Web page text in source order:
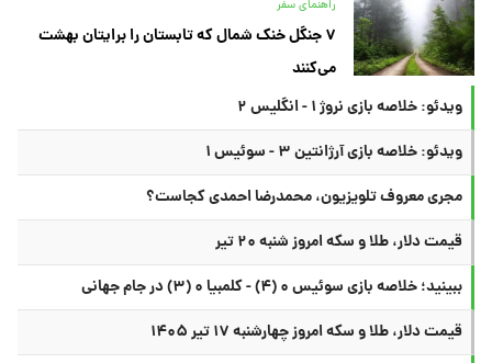
راهنمای سفر
۷ جنگل خنک شمال که تابستان را برایتان بهشت
می‌کنند
ویدئو: خلاصه بازی نروژ ۱ - انگلیس ۲
ویدئو: خلاصه بازی آرژانتین ۳ - سوئیس ۱
مجری معروف تلویزیون، محمدرضا احمدی کجاست؟
قیمت دلار، طلا و سکه امروز شنبه ۲۰ تیر
ببینید؛ خلاصه بازی سوئیس ۰ (۴) - کلمبیا ۰ (۳) در جام جهانی
قیمت دلار، طلا و سکه امروز چهارشنبه ۱۷ تیر ۱۴۰۵